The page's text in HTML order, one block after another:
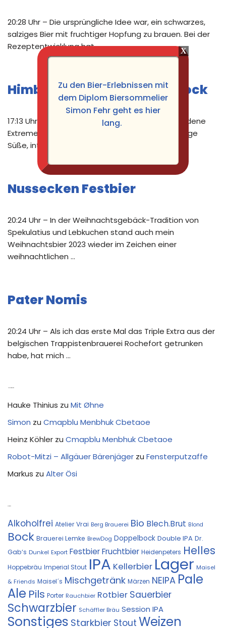
20:28 Uhr – Die ursprüngliche Idee war, ein schwarzes,
salziges Bier mit fruchtiger Hopfung zu brauen. Bei der
Rezeptentwicklung hat …
Himbeer Habanero Rauchbock
17:13 Uhr – Bei diesem Bier war die Idee, verschiedene
Extreme in einer Flasche zu vereinen. Also fruchtige
Süße, intensive …
Nussecken Festbier
20:24 Uhr – In der Weihnachtsgebäck-Tradition von
Spekulatius und Lebkuchen stand auch mein
Weihnachtsbier 2023 wieder im Zeichen einer
weihnachtlichen …
Pater Nomis
20:24 Uhr – Als ich das erste Mal das Triple Extra aus der
belgischen Trappistenbrauerei Rochefort getrunken
habe, hat mich …
Hauke Thinius zu Mit Øhne
Simon zu Cmapblu Menbhuk Cbetaoe
Heinz Köhler zu Cmapblu Menbhuk Cbetaoe
Robot-Mitzi – Allgäuer Bärenjäger zu Fensterputzaffe
Markus zu Alter Ösi
Alkoholfrei Atelier Vrai Berg Brauerei Bio Blech.Brut Blond
Bock Brauerei Lemke BrewDog Doppelbock Double IPA Dr.
Gab‘s Dunkel Export FestbierFruchtbier Heidenpeters Helles
Hoppebräu Imperial Stout IPA Kellerbier Lager Maisel
& Friends Maisel´s Mischgetränk Märzen NEIPA Pale
Ale Pils Porter Rauchbier Rotbier Sauerbier
Schwarzbier Schäffler Bräu Session IPA
Sonstiges Starkbier Stout Weizen
Zu den Bier-Erlebnissen mit
dem Diplom Biersommelier
Simon Fehr geht es hier
lang.